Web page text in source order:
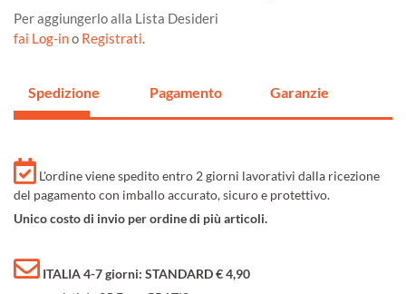
Per aggiungerlo alla Lista Desideri
fai Log-ino Registrati.
Spedizione Pagamento Garanzie
L'ordine viene spedito entro 2 giorni lavorativi dalla ricezione
del pagamento con imballo accurato, sicuro e protettivo.
Unico costo di invio per ordine di più articoli.
ITALIA 4-7 giorni: STANDARD € 4,90